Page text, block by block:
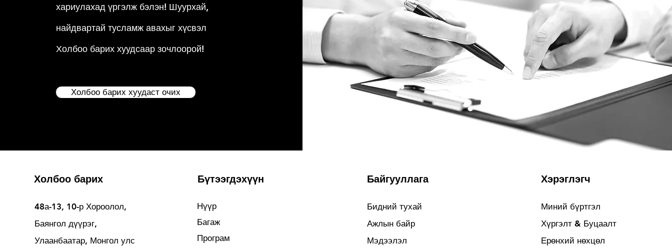
хариулахад үргэлж бэлэн! Шуурхай,
найдвартай тусламж авахыг хүсвэл
Холбоо барих хуудсаар зочлоорой!
Холбоо барих хуудаст очих
Холбоо барих
48а-13, 10-р Хороолол,
Баянгол дүүрэг,
Улаанбаатар, Монгол улс
Бүтээгдэхүүн
Нүүр
Багаж
Програм
Байгууллага
Бидний тухай
Ажлын байр
Мэдээлэл
Хэрэглэгч
Миний бүртгэл
Хүргэлт & Буцаалт
Ерөнхий нөхцөл